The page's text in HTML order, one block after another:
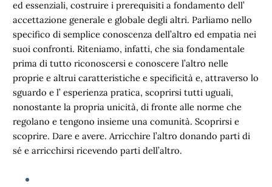
ed essenziali, costruire i prerequisiti a fondamento dell’
accettazione generale e globale degli altri. Parliamo nello
specifico di semplice conoscenza dell’altro ed empatia nei
suoi confronti. Riteniamo, infatti, che sia fondamentale
prima di tutto riconoscersi e conoscere l’altro nelle
proprie e altrui caratteristiche e specificità e, attraverso lo
sguardo e l’ esperienza pratica, scoprirsi tutti uguali,
nonostante la propria unicità, di fronte alle norme che
regolano e tengono insieme una comunità. Scoprirsi e
scoprire. Dare e avere. Arricchire l’altro donando parti di
sé e arricchirsi ricevendo parti dell’altro.